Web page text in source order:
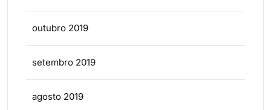
outubro 2019
setembro 2019
agosto 2019